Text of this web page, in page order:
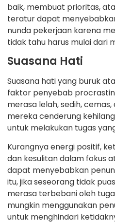
baik, membuat prioritas,
teratur dapat
nunda pekerjaan karena
tidak tahu harus mulai dari
Suasana Hati
Suasana hati yang buruk
faktor penyebab
merasa lelah, sedih,
mereka cenderung
untuk melakukan tugas
Kurangnya energi positif,
dan kesulitan dalam fokus
dapat menyebabkan
itu, jika seseorang tidak
merasa terbebani oleh
mungkin menggunakan
untuk menghindari